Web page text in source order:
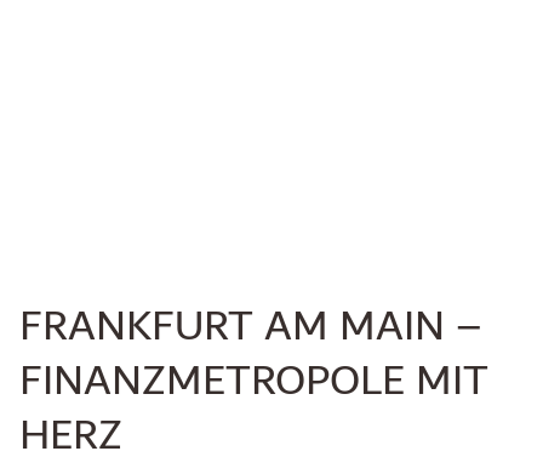
FRANKFURT AM MAIN –
FINANZMETROPOLE MIT
HERZ